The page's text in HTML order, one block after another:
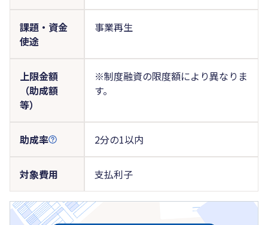
課題・資金
使途
事業再生
上限金額
（助成額
等）
※制度融資の限度額により異なりま
す。
助成率 2分の1以内
対象費用 支払利子